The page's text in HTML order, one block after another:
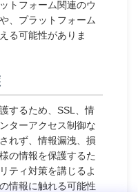
トフォーム関連のウ
、プラットフォーム
る可能性がありま
するため、SSL、情
ターアクセス制御な
れず、情報漏洩、損
の情報を保護するた
ティ対策を講じるよ
情報に触れる可能性